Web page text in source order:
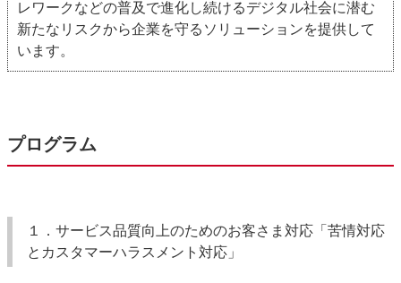
レワークなどの普及で進化し続けるデジタル社会に潜む
新たなリスクから企業を守るソリューションを提供して
います。
プログラム
１．サービス品質向上のためのお客さま対応「苦情対応
とカスタマーハラスメント対応」